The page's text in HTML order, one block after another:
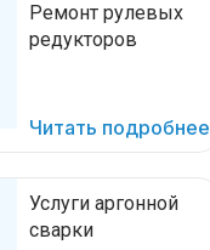
Ремонт рулевых
редукторов
Читать подробнее
Услуги аргонной
сварки